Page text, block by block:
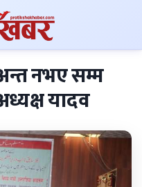
नभए सम्म
यादव